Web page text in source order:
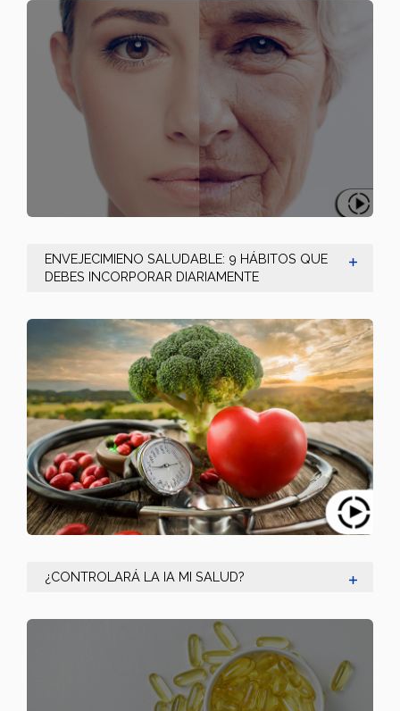
ENVEJECIMIENO SALUDABLE: 9 HÁBITOS QUE
DEBES INCORPORAR DIARIAMENTE
¿CONTROLARÁ LA IA MI SALUD?